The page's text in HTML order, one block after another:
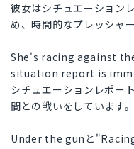
彼女はシチュエーション
め、時間的なプレッシャ
She's racing against
situation report is
シチュエーションレポー
間との戦いをしています。
Under the gunと